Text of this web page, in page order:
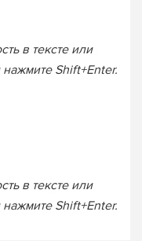
в тексте или
Shift+Enter.
в тексте или
Shift+Enter.